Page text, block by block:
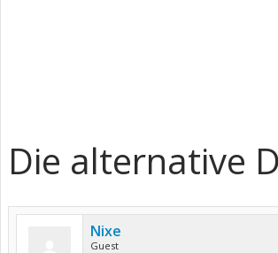
Die alternative
Nixe
Guest